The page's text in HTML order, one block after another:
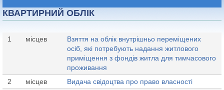
КВАРТИРНИЙ ОБЛІК
1 місцев
Взяття на облік внутрішньо переміщених
осіб, які потребують надання житлового
приміщення з фондів житла для тимчасового
проживання
2
місцев
Видача свідоцтва про право власності